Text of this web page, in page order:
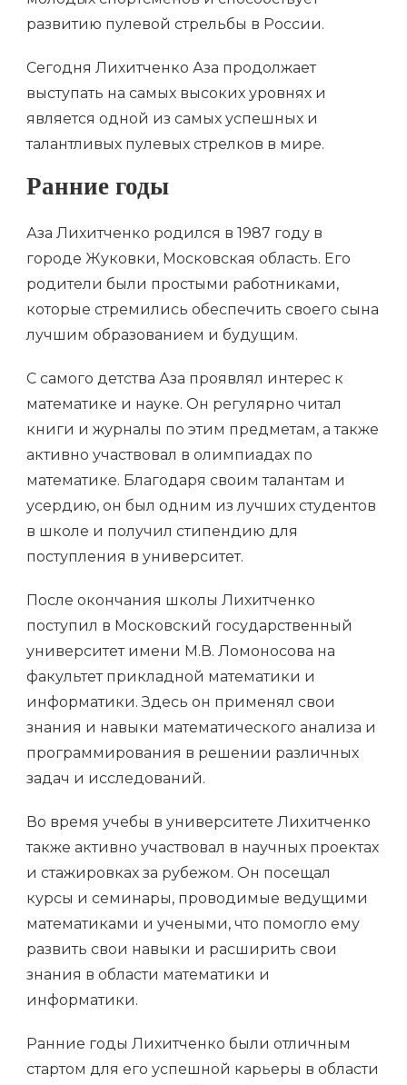
развитию пулевой стрельбы в России.
Сегодня Лихитченко Аза продолжает
выступать на самых высоких уровнях и
является одной из самых успешных и
талантливых пулевых стрелков в мире.
Ранние годы
Аза Лихитченко родился в 1987 году в
городе Жуковки, Московская область. Его
родители были простыми работниками,
которые стремились обеспечить своего сына
лучшим образованием и будущим.
С самого детства Аза проявлял интерес к
математике и науке. Он регулярно читал
книги и журналы по этим предметам, а также
активно участвовал в олимпиадах по
математике. Благодаря своим талантам и
усердию, он был одним из лучших студентов
в школе и получил стипендию для
поступления в университет.
После окончания школы Лихитченко
поступил в Московский государственный
университет имени М.В. Ломоносова на
факультет прикладной математики и
информатики. Здесь он применял свои
знания и навыки математического анализа и
программирования в решении различных
задач и исследований.
Во время учебы в университете Лихитченко
также активно участвовал в научных проектах
и стажировках за рубежом. Он посещал
курсы и семинары, проводимые ведущими
математиками и учеными, что помогло ему
развить свои навыки и расширить свои
знания в области математики и
информатики.
Ранние годы Лихитченко были отличным
стартом для его успешной карьеры в области